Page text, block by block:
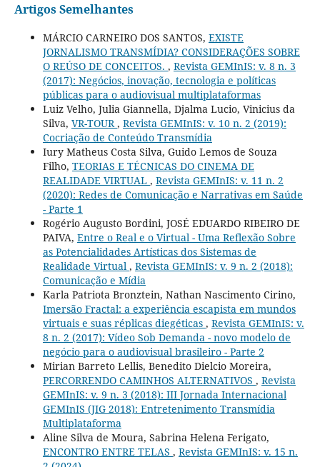
Artigos Semelhantes
MÁRCIO CARNEIRO DOS SANTOS, EXISTE
JORNALISMO TRANSMÍDIA? CONSIDERAÇÕES SOBRE
O REÚSO DE CONCEITOS. , Revista GEMInIS: v. 8 n. 3
(2017): Negócios, inovação, tecnologia e políticas
públicas para o audiovisual multiplataformas
Luiz Velho, Julia Giannella, Djalma Lucio, Vinicius da
Silva, VR-TOUR , Revista GEMInIS: v. 10 n. 2 (2019):
Cocriação de Conteúdo Transmídia
Iury Matheus Costa Silva, Guido Lemos de Souza
Filho, TEORIAS E TÉCNICAS DO CINEMA DE
REALIDADE VIRTUAL , Revista GEMInIS: v. 11 n. 2
(2020): Redes de Comunicação e Narrativas em Saúde
- Parte 1
Rogério Augusto Bordini, JOSÉ EDUARDO RIBEIRO DE
PAIVA, Entre o Real e o Virtual - Uma Reflexão Sobre
as Potencialidades Artísticas dos Sistemas de
Realidade Virtual , Revista GEMInIS: v. 9 n. 2 (2018):
Comunicação e Mídia
Karla Patriota Bronztein, Nathan Nascimento Cirino,
Imersão Fractal: a experiência escapista em mundos
virtuais e suas réplicas diegéticas , Revista GEMInIS: v.
8 n. 2 (2017): Vídeo Sob Demanda - novo modelo de
negócio para o audiovisual brasileiro - Parte 2
Mirian Barreto Lellis, Benedito Dielcio Moreira,
PERCORRENDO CAMINHOS ALTERNATIVOS , Revista
GEMInIS: v. 9 n. 3 (2018): III Jornada Internacional
GEMInIS (JIG 2018): Entretenimento Transmídia
Multiplataforma
Aline Silva de Moura, Sabrina Helena Ferigato,
ENCONTRO ENTRE TELAS , Revista GEMInIS: v. 15 n.